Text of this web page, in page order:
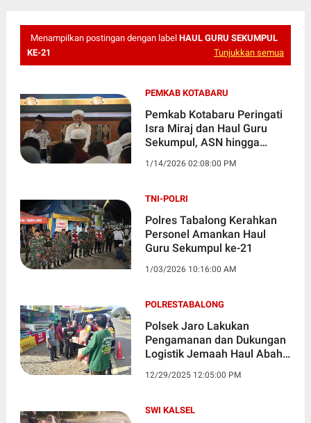
Menampilkan postingan dengan label HAUL GURU SEKUMPUL
KE-21
Tunjukkan semua
PEMKAB KOTABARU
Pemkab Kotabaru Peringati
Isra Miraj dan Haul Guru
Sekumpul, ASN hingga
1/14/2026 02:08:00 PM
TNI-POLRI
Polres Tabalong Kerahkan
Personel Amankan Haul
Guru Sekumpul ke-21
1/03/2026 10:16:00 AM
POLRESTABALONG
Polsek Jaro Lakukan
Pengamanan dan Dukungan
Logistik Jemaah Haul Abah
12/29/2025 12:05:00 PM
SWI KALSEL